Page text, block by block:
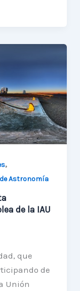
,
Astronomía
de la IAU
que
de
Unión